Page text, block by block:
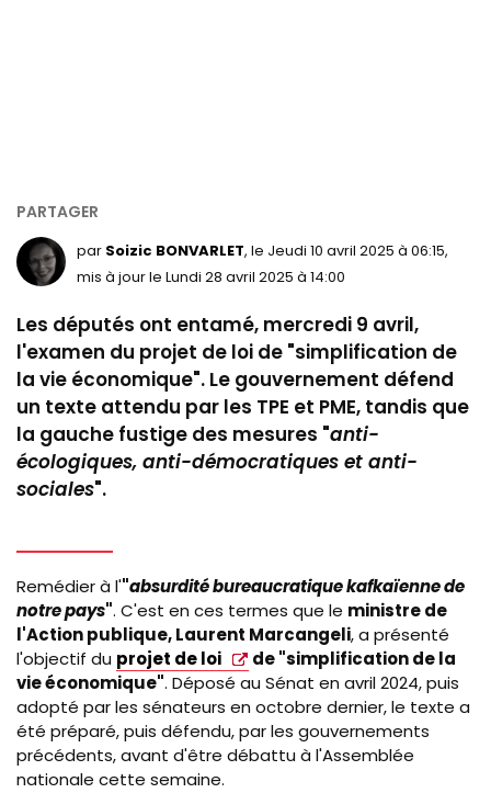
par Soizic BONVARLET, le Jeudi 10 avril 2025 à 06:15,
mis à jour le Lundi 28 avril 2025 à 14:00
Les députés ont entamé, mercredi 9 avril,
l'examen du projet de loi de "simplification de
la vie économique". Le gouvernement défend
un texte attendu par les TPE et PME, tandis que
la gauche fustige des mesures "anti-
écologiques, anti-démocratiques et anti-
sociales".
Remédier à l'"absurdité bureaucratique kafkaïenne de
notre pays". C'est en ces termes que le ministre de
l'Action publique, Laurent Marcangeli, a présenté
l'objectif du projet de loi
de "simplification de la
vie économique". Déposé au Sénat en avril 2024, puis
adopté par les sénateurs en octobre dernier, le texte a
été préparé, puis défendu, par les gouvernements
précédents, avant d'être débattu à l'Assemblée
nationale cette semaine.